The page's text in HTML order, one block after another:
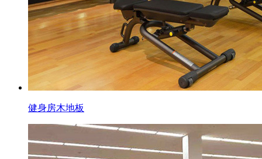
健身房木地板